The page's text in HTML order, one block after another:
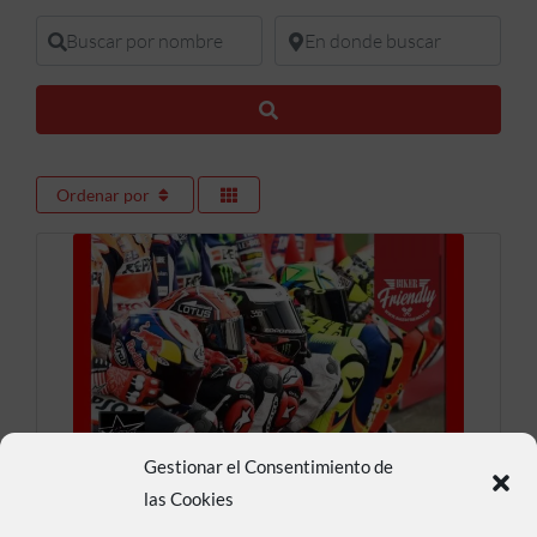
Gestionar el Consentimiento de
las Cookies
Buscar por nombre En donde buscar
Ordenar por
Motos Mendivil 34